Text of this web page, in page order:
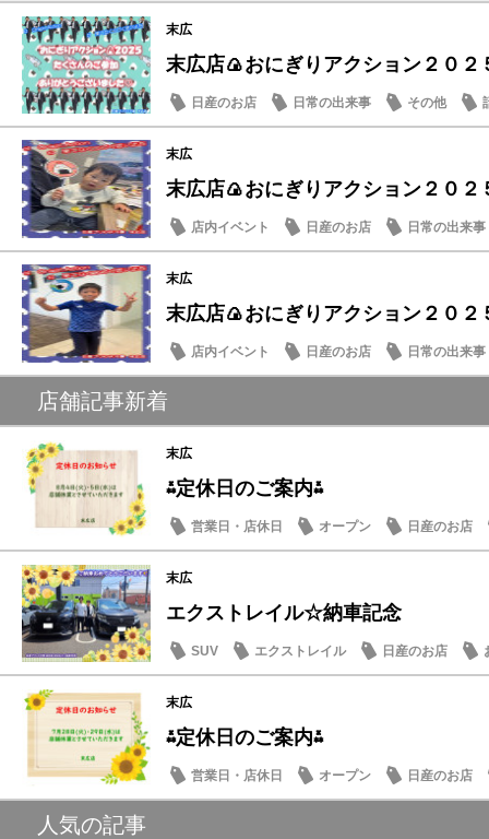
末広
末広店🍙おにぎりアクション２０２
日産のお店 日常の出来事 その他
末広
末広店🍙おにぎりアクション２０２
店内イベント 日産のお店 日常の出来事
末広
末広店🍙おにぎりアクション２０２
店内イベント 日産のお店 日常の出来事
店舗記事新着
末広
⁂定休日のご案内⁂
営業日・店休日 オープン 日産のお店
末広
エクストレイル☆納車記念
SUV エクストレイル 日産のお店
末広
⁂定休日のご案内⁂
営業日・店休日 オープン 日産のお店
人気の記事